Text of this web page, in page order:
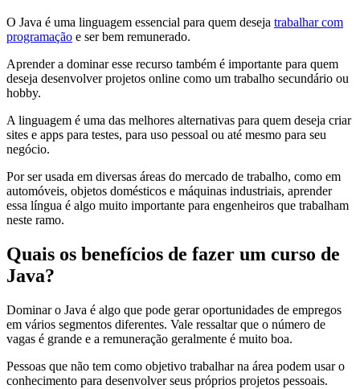
O Java é uma linguagem essencial para quem deseja trabalhar com
programação e ser bem remunerado.
Aprender a dominar esse recurso também é importante para quem
deseja desenvolver projetos online como um trabalho secundário ou
hobby.
A linguagem é uma das melhores alternativas para quem deseja criar
sites e apps para testes, para uso pessoal ou até mesmo para seu
negócio.
Por ser usada em diversas áreas do mercado de trabalho, como em
automóveis, objetos domésticos e máquinas industriais, aprender
essa língua é algo muito importante para engenheiros que trabalham
neste ramo.
Quais os benefícios de fazer um curso de
Java?
Dominar o Java é algo que pode gerar oportunidades de empregos
em vários segmentos diferentes. Vale ressaltar que o número de
vagas é grande e a remuneração geralmente é muito boa.
Pessoas que não tem como objetivo trabalhar na área podem usar o
conhecimento para desenvolver seus próprios projetos pessoais.